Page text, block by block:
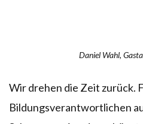
Daniel Wahl,
Wir drehen die Zeit zurück.
Bildungsverantwortlichen